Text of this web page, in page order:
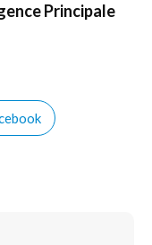
Principale